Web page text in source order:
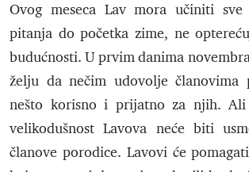
Ovog meseca Lav mora učiniti
pitanja do početka zime, ne
budućnosti. U prvim danima
želju da nečim udovolje članovima
nešto korisno i prijatno za njih.
velikodušnost Lavova neće biti
članove porodice. Lavovi će